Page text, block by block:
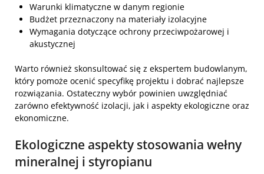
Warunki klimatyczne w danym regionie
Budżet przeznaczony na materiały izolacyjne
Wymagania dotyczące ochrony przeciwpożarowej i
akustycznej
Warto również skonsultować się z ekspertem budowlanym,
który pomoże ocenić specyfikę projektu i dobrać najlepsze
rozwiązania. Ostateczny wybór powinien uwzględniać
zarówno efektywność izolacji, jak i aspekty ekologiczne oraz
ekonomiczne.
Ekologiczne aspekty stosowania wełny
mineralnej i styropianu